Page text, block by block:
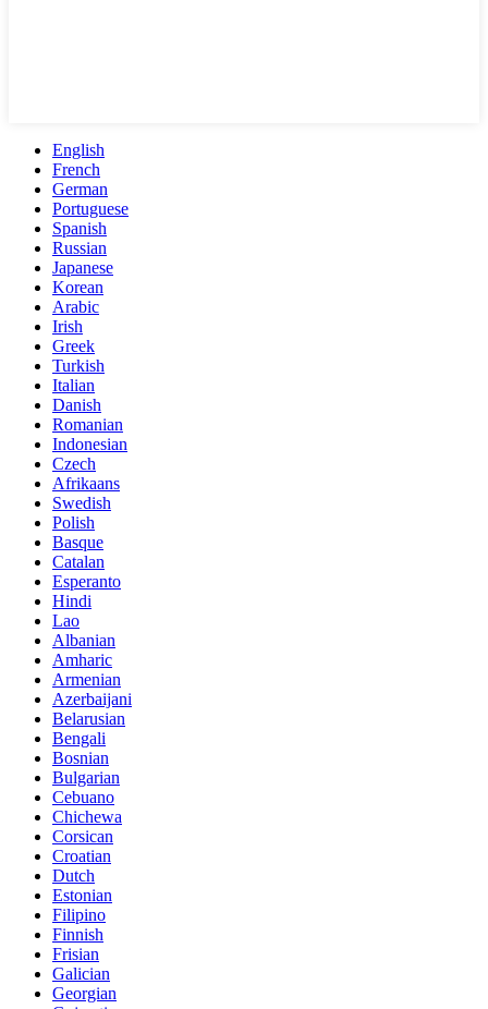
English
French
German
Portuguese
Spanish
Russian
Japanese
Korean
Arabic
Irish
Greek
Turkish
Italian
Danish
Romanian
Indonesian
Czech
Afrikaans
Swedish
Polish
Basque
Catalan
Esperanto
Hindi
Lao
Albanian
Amharic
Armenian
Azerbaijani
Belarusian
Bengali
Bosnian
Bulgarian
Cebuano
Chichewa
Corsican
Croatian
Dutch
Estonian
Filipino
Finnish
Frisian
Galician
Georgian